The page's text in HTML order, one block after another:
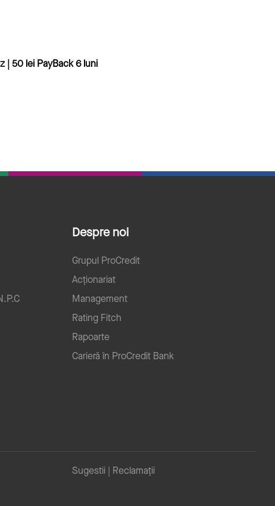
| 50 lei PayBack 6 luni
Despre noi
Grupul ProCredit
Acționariat
Management
Rating Fitch
Rapoarte
Carieră în ProCredit Bank
Sugestii | Reclamații